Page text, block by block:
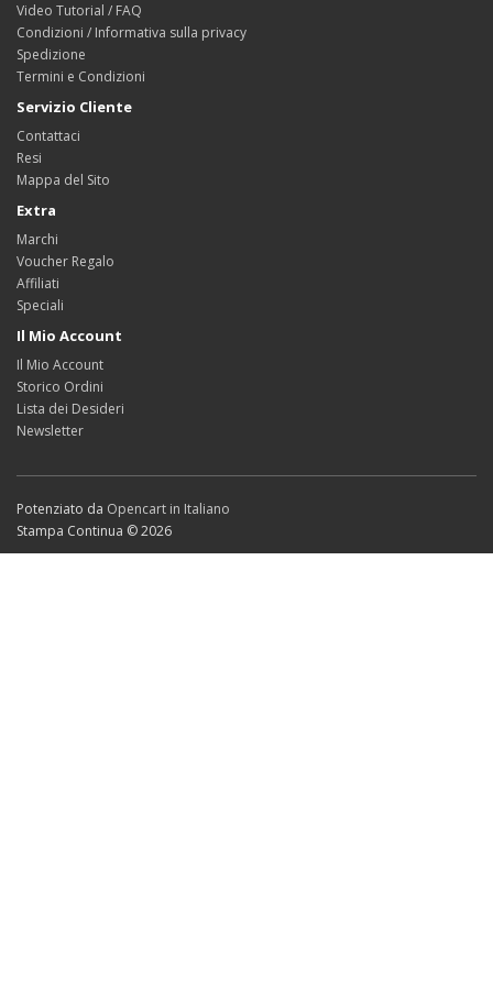
Video Tutorial / FAQ
Condizioni / Informativa sulla privacy
Spedizione
Termini e Condizioni
Servizio Cliente
Contattaci
Resi
Mappa del Sito
Extra
Marchi
Voucher Regalo
Affiliati
Speciali
Il Mio Account
Il Mio Account
Storico Ordini
Lista dei Desideri
Newsletter
Potenziato da Opencart in Italiano
Stampa Continua © 2026